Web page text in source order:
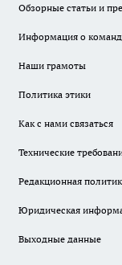
Обзорные статьи и
Информация о
Наши грамоты
Политика этики
Как с нами связаться
Технические
Редакционная
Юридическая
Выходные данные